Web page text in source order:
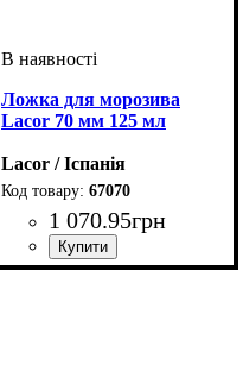
Ложка для морозива
Lacor 70 мм 125 мл
Lacor / Іспанія
67070
1 070.95грн